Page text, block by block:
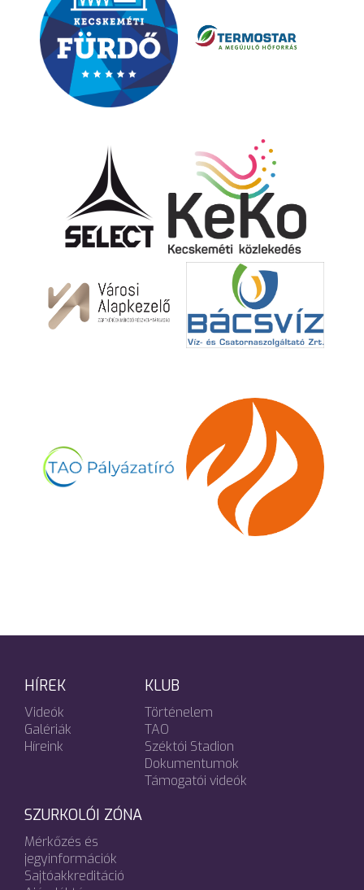
HÍREK
Videók
Galériák
Híreink
KLUB
Történelem
TAO
Széktói Stadion
Dokumentumok
Támogatói videók
SZURKOLÓI ZÓNA
Mérkőzés és
jegyinformációk
Sajtóakkreditáció